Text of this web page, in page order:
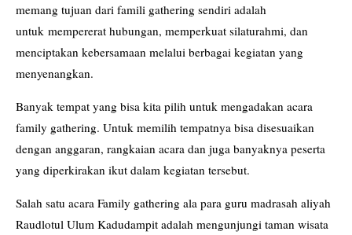
memang tujuan dari famili gathering sendiri adalah
untuk mempererat hubungan, memperkuat silaturahmi, dan
menciptakan kebersamaan melalui berbagai kegiatan yang
menyenangkan.
Banyak tempat yang bisa kita pilih untuk mengadakan acara
family gathering. Untuk memilih tempatnya bisa disesuaikan
dengan anggaran, rangkaian acara dan juga banyaknya peserta
yang diperkirakan ikut dalam kegiatan tersebut.
Salah satu acara Family gathering ala para guru madrasah aliyah
Raudlotul Ulum Kadudampit adalah mengunjungi taman wisata